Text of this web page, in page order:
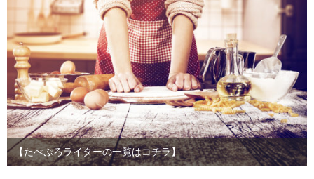
【たべぷろライターの一覧はコチラ】